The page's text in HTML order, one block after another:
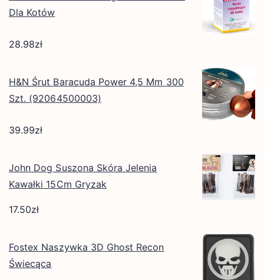
Dla Kotów
28.98zł
H&N Śrut Baracuda Power 4,5 Mm 300
Szt. (92064500003)
39.99zł
John Dog Suszona Skóra Jelenia
Kawałki 15Cm Gryzak
17.50zł
Fostex Naszywka 3D Ghost Recon
Świecąca